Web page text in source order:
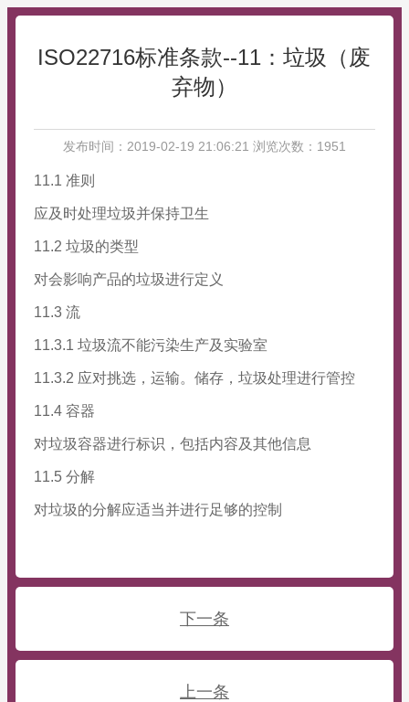
ISO22716标准条款--11：垃圾（废
弃物）
发布时间：2019-02-19 21:06:21 浏览次数：1951
11.1 准则
应及时处理垃圾并保持卫生
11.2 垃圾的类型
对会影响产品的垃圾进行定义
11.3 流
11.3.1 垃圾流不能污染生产及实验室
11.3.2 应对挑选，运输。储存，垃圾处理进行管控
11.4 容器
对垃圾容器进行标识，包括内容及其他信息
11.5 分解
对垃圾的分解应适当并进行足够的控制
下一条
上一条